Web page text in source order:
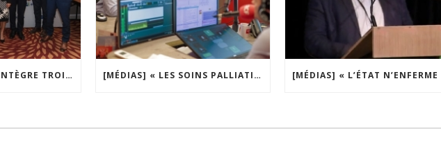
[MÉDIAS] L’ECPM INTÈGRE TROIS NOUVEAUX PARTIS MEMBRES | CNE NEWS [MÉDIAS] « LES SOINS PALLIATIFS SONT UN ACTE DE CIVILISATION » | RCF